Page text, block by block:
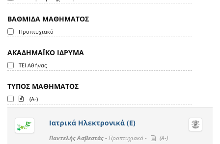
ΒΑΘΜΙΔΑ ΜΑΘΗΜΑΤΟΣ
Προπτυχιακό
ΑΚΑΔΗΜΑΪΚΟ ΙΔΡΥΜΑ
ΤΕΙ Αθήνας
ΤΥΠΟΣ ΜΑΘΗΜΑΤΟΣ
(A-)
Ιατρικά Ηλεκτρονικά (Ε)
Παντελής Ασβεστάς -Προπτυχιακό -
(A-)